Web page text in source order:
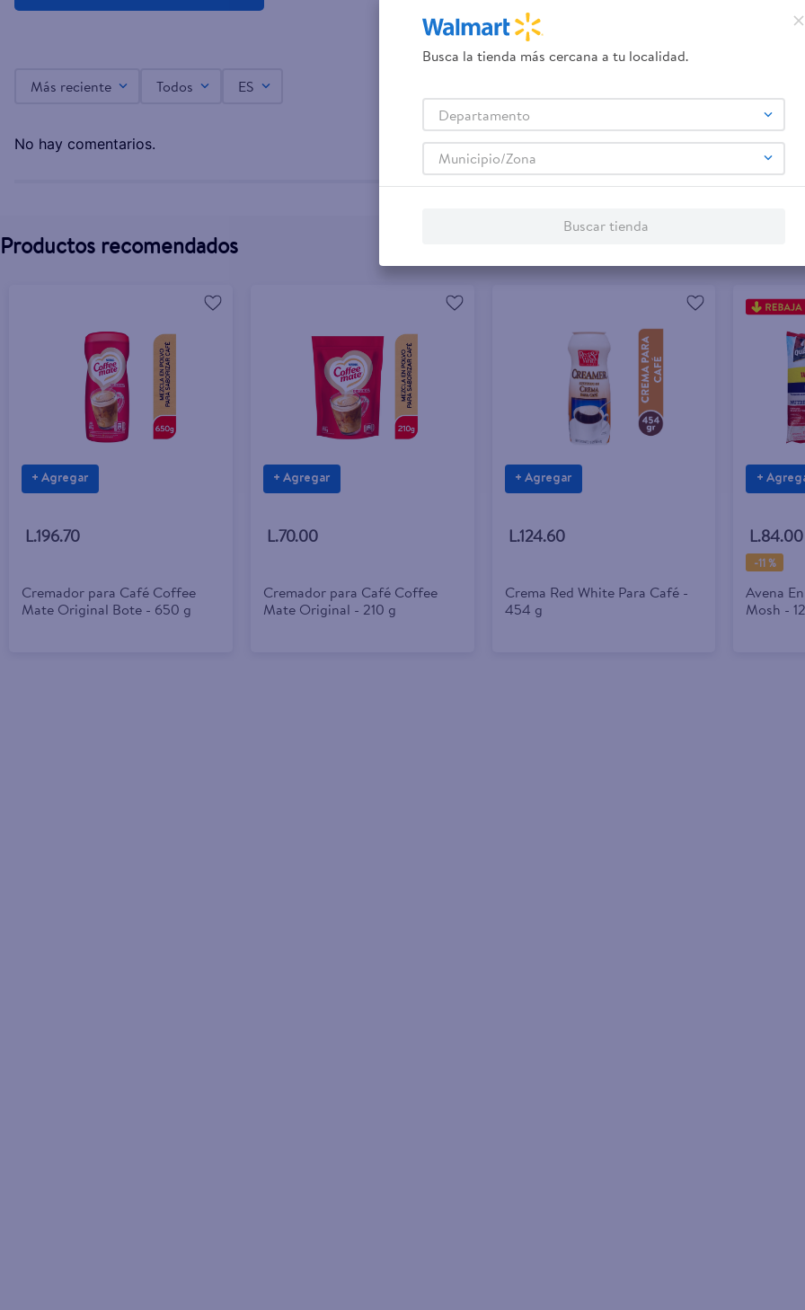
Más reciente Todos ES
No hay comentarios.
Productos recomendados
+ Agregar
L.196.70
Cremador para Café Coffee
Mate Original Bote - 650 g
+ Agregar
L.70.00
Cremador para Café Coffee
Mate Original - 210 g
+ Agregar
L.124.60
Crema Red White Para Café -
454 g
+
L.84.00
-11 %
Avena
Mosh -
Busca la tienda más cercana a tu localidad.
Departamento
Municipio/Zona
Buscar tienda